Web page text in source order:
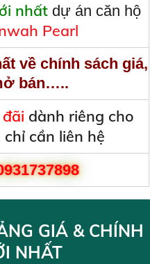
nhấtdự án căn hộ
Pearl
về chính sách giá,
bán…..
dành riêng cho
cần liên hệ
GIÁ & CHÍNH
NHẤT